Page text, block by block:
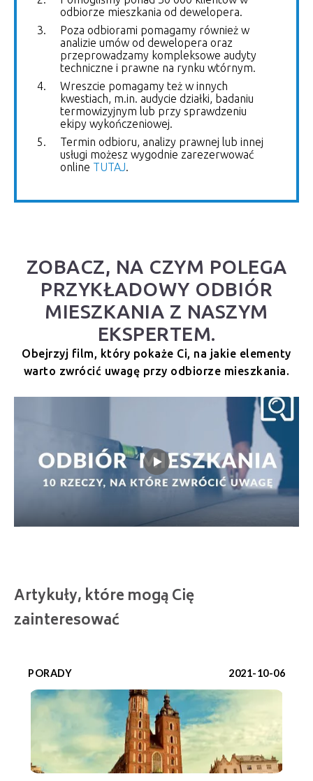
odbiorze mieszkania od dewelopera.
Poza odbiorami pomagamy również w
analizie umów od dewelopera oraz
przeprowadzamy kompleksowe audyty
techniczne i prawne na rynku wtórnym.
Wreszcie pomagamy też w innych
kwestiach, m.in. audycie działki, badaniu
termowizyjnym lub przy sprawdzeniu
ekipy wykończeniowej.
Termin odbioru, analizy prawnej lub innej
usługi możesz wygodnie zarezerwować
online TUTAJ.
ZOBACZ, NA CZYM POLEGA
PRZYKŁADOWY ODBIÓR
MIESZKANIA Z NASZYM
EKSPERTEM.
Obejrzyj film, który pokaże Ci, na jakie elementy
warto zwrócić uwagę przy odbiorze mieszkania.
Artykuły, które mogą Cię
zainteresować
PORADY 2021-10-06